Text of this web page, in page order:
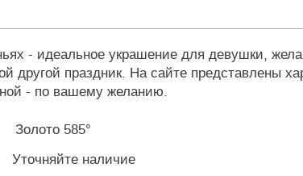
- идеальное украшение для девушки,
праздник. На сайте представлены
- по вашему желанию.
Золото 585°
Уточняйте наличие